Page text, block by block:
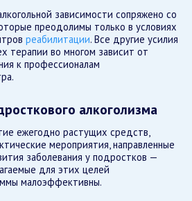
зависимости сопряжено со
преодолимы только в условиях
реабилитации. Все другие усилия
терапии во многом зависит от
к профессионалам
алкоголизма
ежегодно растущих средств,
мероприятия, направленные
заболевания у подростков —
для этих целей
малоэффективны.